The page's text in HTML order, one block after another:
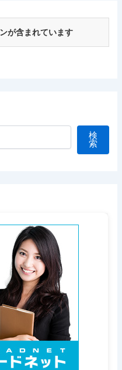
が含まれています
検
索